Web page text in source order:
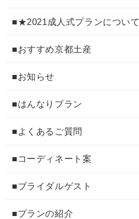
■★2021成人式プランについて
■おすすめ京都土産
■お知らせ
■はんなりプラン
■よくあるご質問
■コーディネート案
■ブライダルゲスト
■プランの紹介